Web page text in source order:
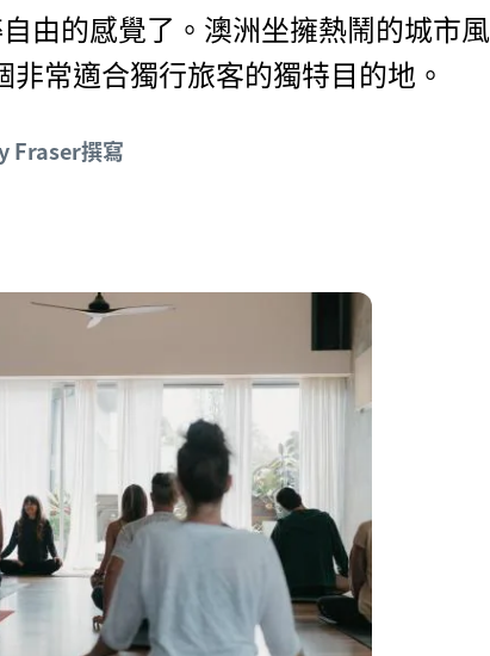
由的感覺了。澳洲坐擁熱鬧的城市風
常適合獨行旅客的獨特目的地。
Fraser撰寫